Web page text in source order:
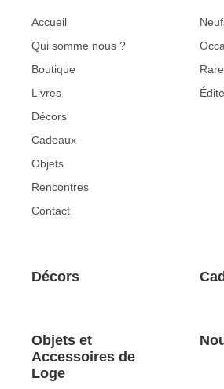
Accueil
Qui somme nous ?
Boutique
Livres
Décors
Cadeaux
Objets
Rencontres
Contact
Décors
Objets et
Accessoires de
Loge